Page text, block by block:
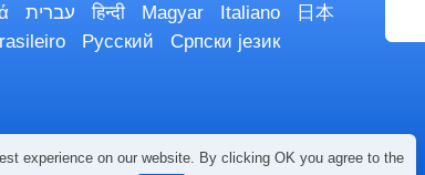
עברית हिन्दी Magyar Italiano
日本
Русский
Српски језик
experience on our website. By clicking OK you agree to the